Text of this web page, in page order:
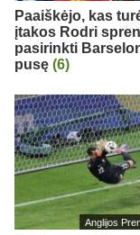
Paaiškėjo, kas
įtakos Rodri
pasirinkti
pusę (6)
Anglijos